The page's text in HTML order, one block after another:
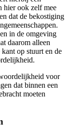
hier ook zelf mee
dat de bekostiging
in de omgeving
daarom alleen
op stuurt en de
voor
dat binnen een
moeten